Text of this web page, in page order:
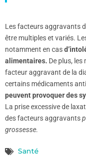
Les facteurs aggravants
être multiples et variés.
notamment en cas
alimentaires. De plus,
facteur aggravant de la
certains médicaments
peuvent provoquer des
La prise excessive de
des facteurs aggravants
grossesse.
Santé